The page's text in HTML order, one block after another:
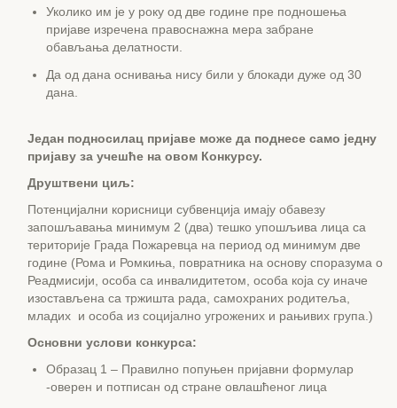
Уколико им је у року од две године пре подношења
пријаве изречена правоснажна мера забране
обављања делатности.
Да од дана оснивања нису били у блокади дуже од 30
дана.
Један подносилац пријаве може да поднесе само једну
пријаву за учешће на овом Конкурсу.
Друштвени циљ:
Потенцијални корисници субвенција имају обавезу
запошљавања минимум 2 (два) тешко упошљива лица са
територије Града Пожаревца на период од минимум две
године (Рома и Ромкиња, повратника на основу споразума о
Реадмисији, особа са инвалидитетом, особа која су иначе
изостављена са тржишта рада, самохраних родитеља,
младих и особа из социјално угрожених и рањивих група.)
Основни услови конкурса:
Образац 1 – Правилно попуњен пријавни формулар
-оверен и потписан од стране овлашћеног лица